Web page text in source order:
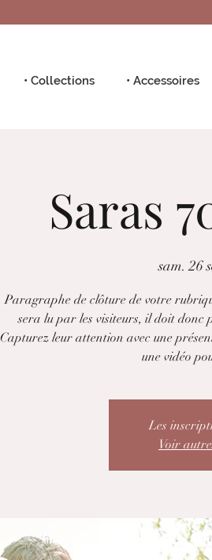
• Collections • Accessoires
Saras
sam. 26
Paragraphe de clôture de votre
sera lu par les visiteurs, il doit donc
Capturez leur attention avec une
une vidéo
Les
Voir